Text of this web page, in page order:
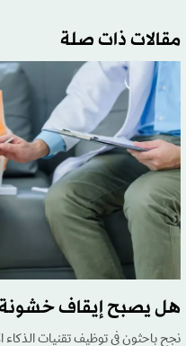
مقالات ذات صلة
هل يصبح إيقاف خشونة
نجح باحثون في توظيف تقنيات الذكاء